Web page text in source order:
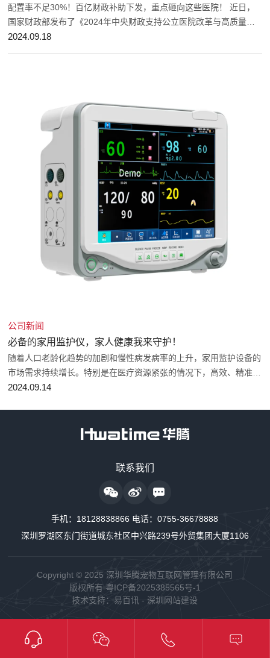
配置率不足30%！百亿财政补助下发，重点砸向这些医院！ 近日，
国家财政部发布了《2024年中央财政支持公立医院改革与高质量发
展示范项目竞争性评审结果公示》，拟确定20个示范项目城市，由
中央财政支持公立医院改革与高质量发展项目。
2024.09.18
公司新闻
必备的家用监护仪，家人健康我来守护！
随着人口老龄化趋势的加剧和慢性病发病率的上升，家用监护设备的
市场需求持续增长。特别是在医疗资源紧张的情况下，高效、精准的
家用监护仪成为居家老人和康复患者提高监测效率、降低死亡风险及
2024.09.14
联系我们
手机： 18128838866 电话：0755-36678888
深圳罗湖区东门街道城东社区中兴路239号外贸集团大厦1106
Copyright © 2025 深圳华腾宠物互联网管理有限公司
版权所有 粤ICP备2025385565号-1
技术支持： 易百讯 - 深圳网站建设
18128838889
24小时供氧系统售后服务
18128838848